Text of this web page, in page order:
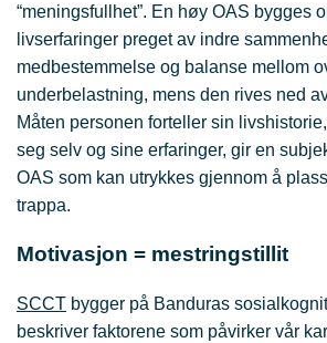
“meningsfullhet”. En høy OAS bygges
livserfaringer preget av indre
medbestemmelse og balanse mellom
underbelastning, mens den rives ned
Måten personen forteller sin
seg selv og sine erfaringer, gir en
OAS som kan utrykkes gjennom å
trappa.
Motivasjon = mestringstillit
SCCT bygger på Banduras
beskriver faktorene som påvirker vår